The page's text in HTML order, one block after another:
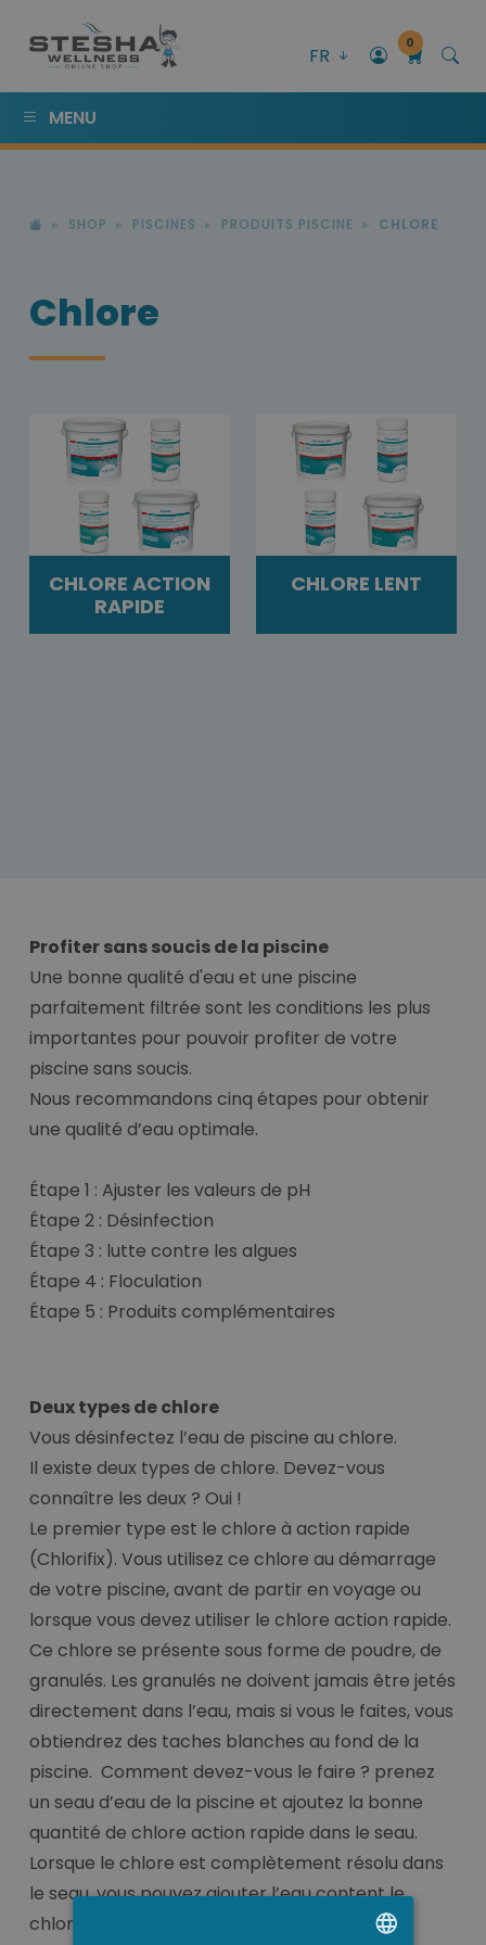
FR
0
MENU
SHOP PISCINES PRODUITS PISCINE CHLORE
Chlore
CHLORE ACTION
RAPIDE
CHLORE LENT
Profiter sans soucis de la piscine
Une bonne qualité d'eau et une piscine
parfaitement filtrée sont les conditions les plus
importantes pour pouvoir profiter de votre
piscine sans soucis.
Nous recommandons cinq étapes pour obtenir
une qualité d’eau optimale.
Étape 1 : Ajuster les valeurs de pH
Étape 2 : Désinfection
Étape 3 : lutte contre les algues
Étape 4 : Floculation
Étape 5 : Produits complémentaires
Deux types de chlore
Vous désinfectez l’eau de piscine au chlore.
Il existe deux types de chlore. Devez-vous
connaître les deux ? Oui !
Le premier type est le chlore à action rapide
(Chlorifix). Vous utilisez ce chlore au démarrage
de votre piscine, avant de partir en voyage ou
lorsque vous devez utiliser le chlore action rapide.
Ce chlore se présente sous forme de poudre, de
granulés. Les granulés ne doivent jamais être jetés
directement dans l’eau, mais si vous le faites, vous
obtiendrez des taches blanches au fond de la
piscine. Comment devez-vous le faire ? prenez
un seau d’eau de la piscine et ajoutez la bonne
quantité de chlore action rapide dans le seau.
Lorsque le chlore est complètement résolu dans
le seau, vous pouvez ajouter l’eau content le
chlore action rapide résolu dans l’eau de la